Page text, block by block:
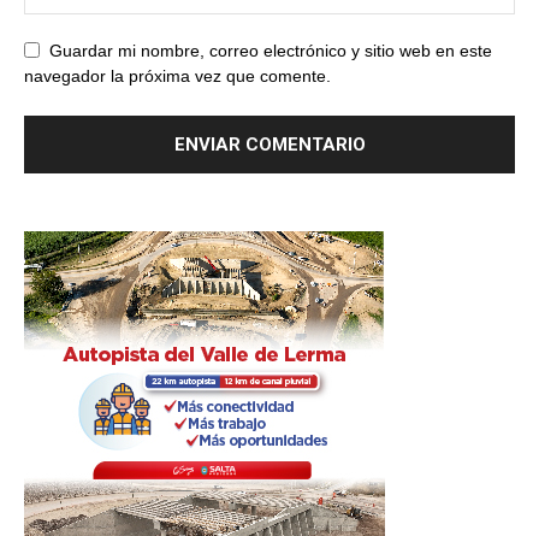
Guardar mi nombre, correo electrónico y sitio web en este
navegador la próxima vez que comente.